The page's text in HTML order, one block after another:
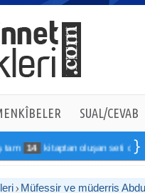
SUAL/CEVAB
14 kitaptan oluşan seti online
Müfessir ve müderris